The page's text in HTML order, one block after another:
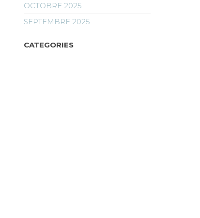
OCTOBRE 2025
SEPTEMBRE 2025
CATEGORIES